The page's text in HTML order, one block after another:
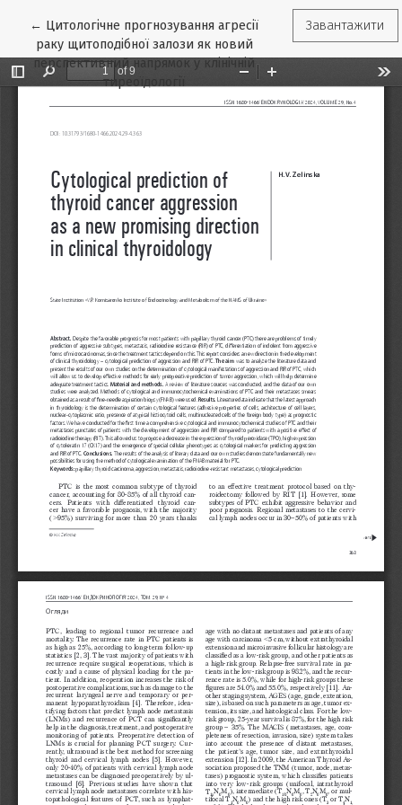
← Повернутися до подробиць статті
Цитологічне прогнозування агресії
раку щитоподібної залози як новий
перспективний напрямок у клінічній
тиреоїдології
Завантажити